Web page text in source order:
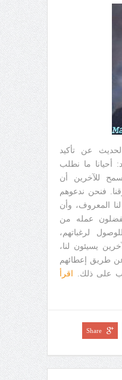
عن تأكيد
أحيانا ما نطلب
للآخرين أن
فنحن ندعوهم
المعروف، وأن
يفضلون عمله من
لرغباتهم،
يسيئون لنا،
عن طريق إعطائهم
على ذلك.
اقرأ
Share